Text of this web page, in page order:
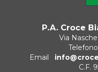
P.A. Croce
Via Nasche
Email
C.F.